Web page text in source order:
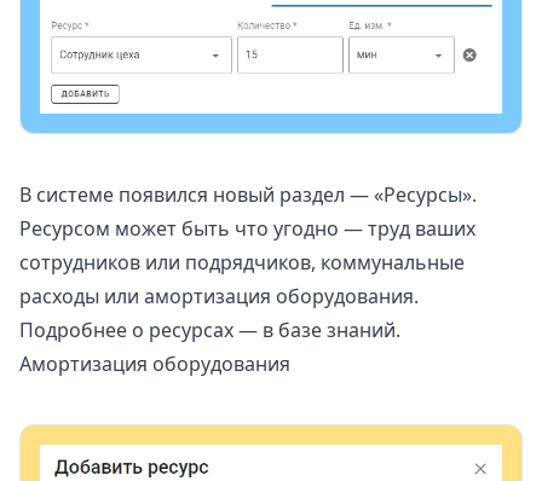
В системе появился новый раздел — «Ресурсы».
Ресурсом может быть что угодно — труд ваших
сотрудников или подрядчиков, коммунальные
расходы или амортизация оборудования.
Подробнее о ресурсах — в базе знаний.
Амортизация оборудования